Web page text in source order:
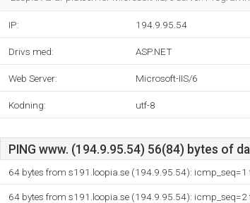
IP: 194.9.95.54
Drivs med: ASP.NET
Web Server: Microsoft-IIS/6
Kodning: utf-8
PING www. (194.9.95.54) 56(84) bytes of
64 bytes from s191.loopia.se (194.9.95.54): icmp_seq=1
64 bytes from s191.loopia.se (194.9.95.54): icmp_seq=2